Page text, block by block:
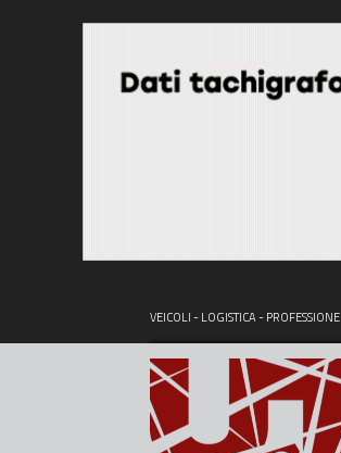
VEICOLI - LOGISTICA - PROFESSIONE